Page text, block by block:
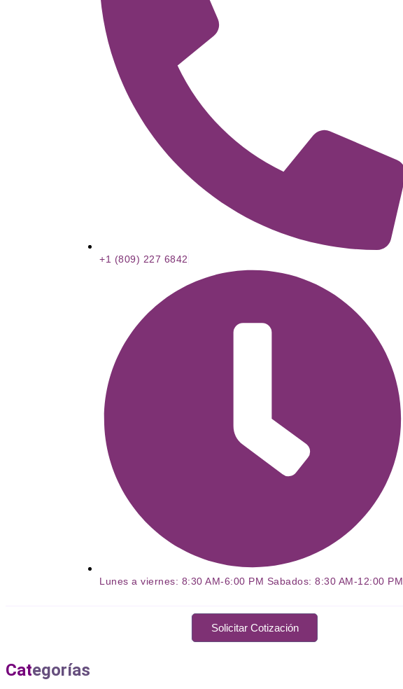
+1 (809) 227 6842
Lunes a viernes: 8:30 AM-6:00 PM Sabados: 8:30 AM-12:00 PM
Solicitar Cotización
Categorías